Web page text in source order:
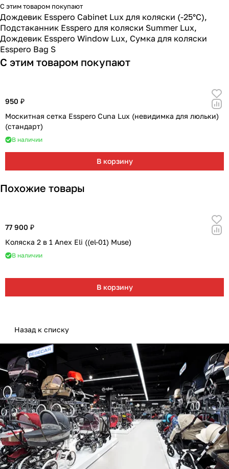
С этим товаром покупают
Дождевик Esspero Cabinet Lux для коляски (-25°С),
Подстаканник Esspero для коляски Summer Lux,
Дождевик Esspero Window Lux, Сумка для коляски
Esspero Bag S
С этим товаром покупают
950 ₽
Москитная сетка Esspero Cuna Lux (невидимка для люльки)
(стандарт)
В наличии
В корзину
Похожие товары
77 900 ₽
Коляска 2 в 1 Anex Eli ((el-01) Muse)
В наличии
В корзину
Назад к списку